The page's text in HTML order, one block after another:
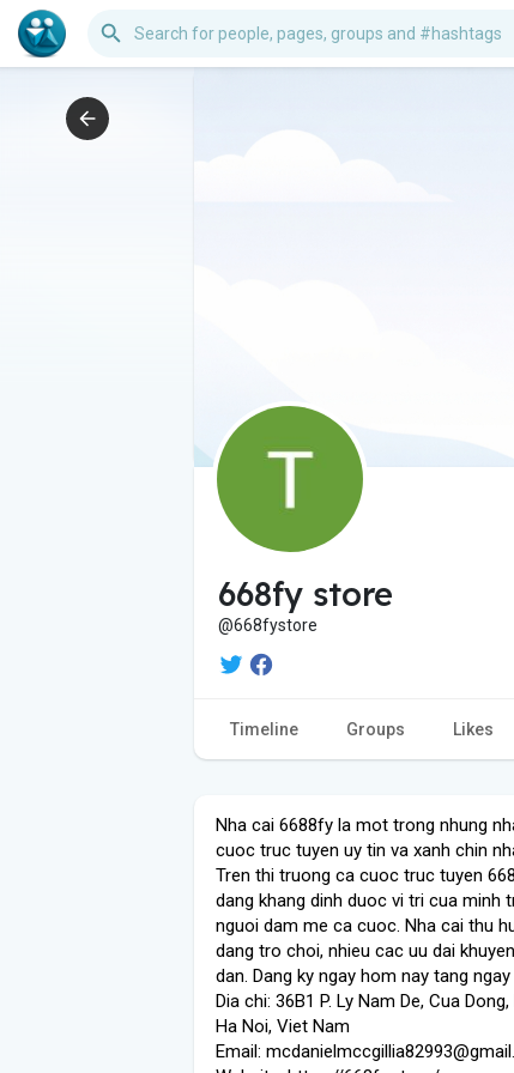
668fy store
@668fystore
Timeline Groups Likes
Nha cai 6688fy la mot trong nhung
cuoc truc tuyen uy tin va xanh chin
Tren thi truong ca cuoc truc tuyen
dang khang dinh duoc vi tri cua minh
nguoi dam me ca cuoc. Nha cai thu
dang tro choi, nhieu cac uu dai
dan. Dang ky ngay hom nay tang
Dia chi: 36B1 P. Ly Nam De, Cua
Ha Noi, Viet Nam
Email: